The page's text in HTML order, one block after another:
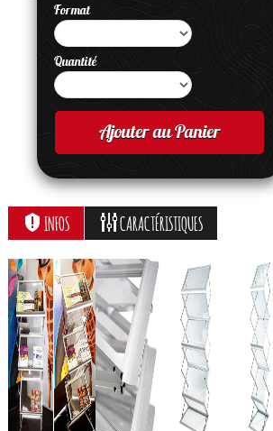
Format
Quantité
Ajouter au Panier
INFOS CARACTÉRISTIQUES